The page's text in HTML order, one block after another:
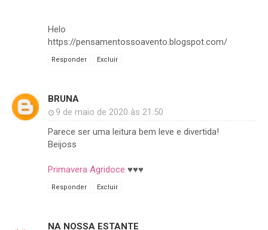
Helo
https://pensamentossoavento.blogspot.com/
Responder Excluir
BRUNA
9 de maio de 2020 às 21:50
Parece ser uma leitura bem leve e divertida!
Beijoss
Primavera Agridoce ♥️♥️♥️
Responder Excluir
NA NOSSA ESTANTE